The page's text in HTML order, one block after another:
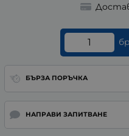
БЪРЗА ПОРЪЧКА
НАПРАВИ ЗАПИТВАНЕ